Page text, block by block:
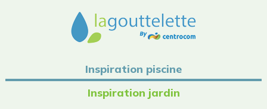
Inspiration piscine
Inspiration jardin